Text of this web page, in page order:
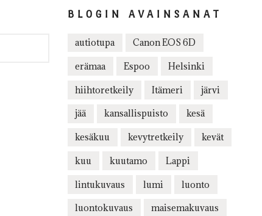
BLOGIN AVAINSANAT
autiotupa Canon EOS 6D
erämaa Espoo Helsinki
hiihtoretkeily Itämeri järvi
jää kansallispuisto kesä
kesäkuu kevytretkeily kevät
kuu kuutamo Lappi
lintukuvaus lumi luonto
luontokuvaus maisemakuvaus